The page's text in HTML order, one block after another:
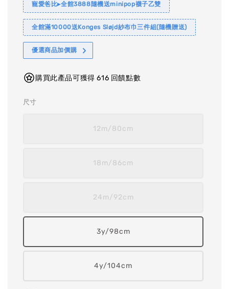
寵愛爸比▸全館3888隨機送minipop襪子乙雙
全館滿10000送Konges Sløjd紗布巾三件組(隨機贈送)
優選商品加價購
購買此產品可獲得 616 回饋點數
尺寸
12m/80cm
18m/86cm
24m/92cm
3y/98cm
4y/104cm